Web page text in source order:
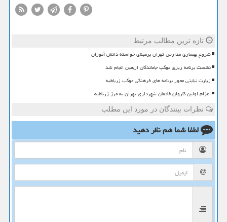
تازه ترین مطالب مرتبط
شروع بهسازی مدارس تهران برمبنای خواسته دانش آموزان
نشست برنامه ریزی موکب جاماندگان اربعین انجام شد
زیارت نیابتی محور برنامه های فرهنگی موکب زرباطیه
اعزام اولین کاروان خادمان شهرداری تهران به مرز زرباطیه
نظرات بینندگان در مورد این مطلب
لطفا شما همنظر دهید